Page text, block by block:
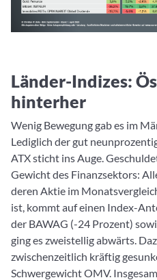
Länder-Indizes:
hinterher
Wenig Bewegung gab es im
Lediglich der gut
ATX sticht ins Auge.
Gewicht des Finanzsektors:
deren Aktie im
ist, kommt auf einen Index-
der BAWAG (-24 Prozent)
ging es zweistellig abwärts.
zwischenzeitlich kräftig
Schwergewicht OMV.